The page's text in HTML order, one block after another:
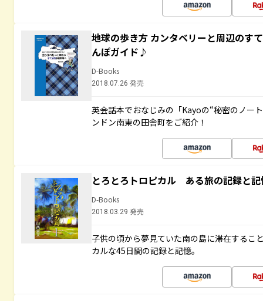
地球の歩き方 カンタベリーと周辺のす
んぽガイド♪
D-Books
2018.07.26 発売
英会話本でおなじみの「Kayoの“秘密のノー
ンドン南東の田舎町をご紹介！
とろとろトロピカル ある旅の記録と
D-Books
2018.03.29 発売
子供の頃から夢見ていた南の島に滞在するこ
カルな45日間の記録と記憶。